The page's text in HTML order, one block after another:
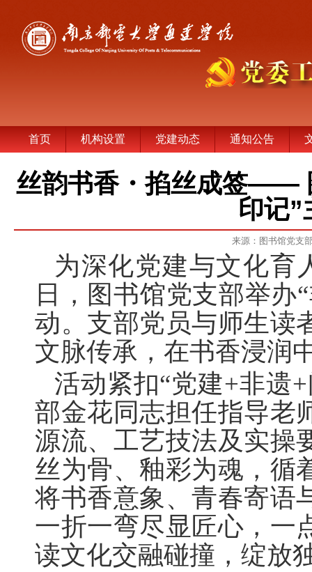
首页 机构设置 党建动态 通知公告
丝韵书香・掐丝成签——
印记”
来源：图书馆党支
为深化党建与文化育
日，图书馆党支部举办“
动。支部党员与师生读
文脉传承，在书香浸润
活动紧扣“党建+非遗+
部金花同志担任指导老
源流、工艺技法及实操
丝为骨、釉彩为魂，循
将书香意象、青春寄语
一折一弯尽显匠心，一
读文化交融碰撞，绽放